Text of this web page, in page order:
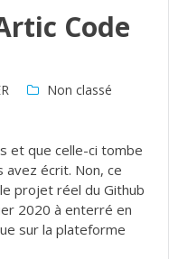
Code
Non classé
et que celle-ci tombe
avez écrit. Non, ce
projet réel du Github
2020 à enterré en
sur la plateforme